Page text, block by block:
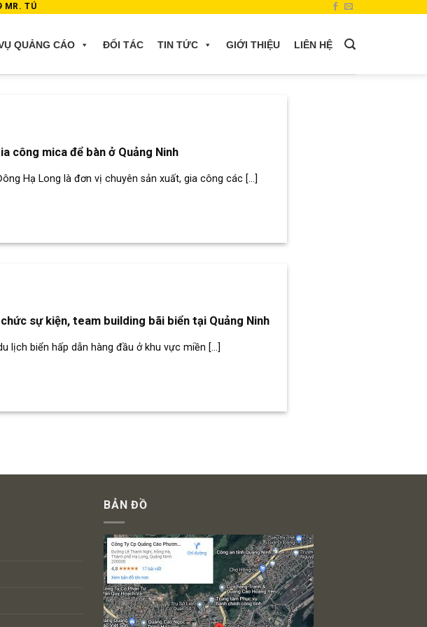
MR. TÚ
QUẢNG CÁO ĐỐI TÁC TIN TỨC GIỚI THIỆU LIÊN HỆ
công mica để bàn ở Quảng Ninh
Hạ Long là đơn vị chuyên sản xuất, gia công các [...]
sự kiện, team building bãi biển tại Quảng Ninh
lịch biển hấp dẫn hàng đầu ở khu vực miền [...]
BẢN ĐỒ